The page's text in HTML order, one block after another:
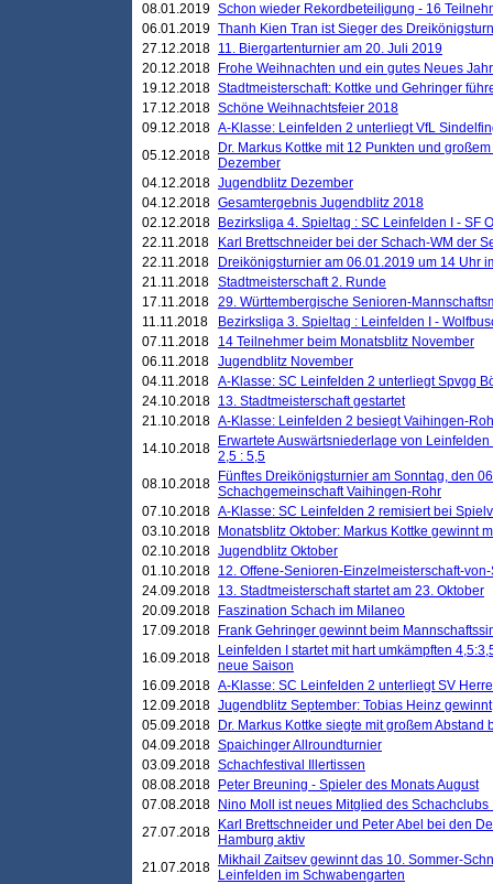
08.01.2019 Schon wieder Rekordbeteiligung - 16
06.01.2019 Thanh Kien Tran ist Sieger des
27.12.2018 11. Biergartenturnier am 20. Juli 2019
20.12.2018
Frohe Weihnachten und ein gutes Neues
19.12.2018 Stadtmeisterschaft: Kottke und Gehringer
17.12.2018 Schöne Weihnachtsfeier 2018
09.12.2018 A-Klasse: Leinfelden 2 unterliegt VfL
05.12.2018
Dr. Markus Kottke mit 12 Punkten und
Dezember
04.12.2018 Jugendblitz Dezember
04.12.2018 Gesamtergebnis Jugendblitz 2018
02.12.2018
Bezirksliga 4. Spieltag : SC Leinfelden I - SF
22.11.2018
Karl Brettschneider bei der Schach-WM der
22.11.2018
Dreikönigsturnier am 06.01.2019 um 14 Uhr
21.11.2018 Stadtmeisterschaft 2. Runde
17.11.2018 29. Württembergische Senioren-
11.11.2018
Bezirksliga 3. Spieltag : Leinfelden I -
07.11.2018
14 Teilnehmer beim Monatsblitz November
06.11.2018 Jugendblitz November
04.11.2018 A-Klasse: SC Leinfelden 2 unterliegt Spvgg
24.10.2018 13. Stadtmeisterschaft gestartet
21.10.2018 A-Klasse: Leinfelden 2 besiegt Vaihingen-
14.10.2018
Erwartete Auswärtsniederlage von
2,5 : 5,5
08.10.2018
Fünftes Dreikönigsturnier am Sonntag, den
Schachgemeinschaft Vaihingen-Rohr
07.10.2018 A-Klasse: SC Leinfelden 2 remisiert bei
03.10.2018
Monatsblitz Oktober: Markus Kottke gewinnt
02.10.2018 Jugendblitz Oktober
01.10.2018 12. Offene-Senioren-Einzelmeisterschaft-
24.09.2018 13. Stadtmeisterschaft startet am 23. Oktober
20.09.2018
Faszination Schach im Milaneo
17.09.2018
Frank Gehringer gewinnt beim
16.09.2018
Leinfelden I startet mit hart umkämpften
neue Saison
16.09.2018 A-Klasse: SC Leinfelden 2 unterliegt SV
12.09.2018 Jugendblitz September: Tobias Heinz gewinnt
05.09.2018
Dr. Markus Kottke siegte mit großem
04.09.2018 Spaichinger Allroundturnier
03.09.2018 Schachfestival Illertissen
08.08.2018
Peter Breuning - Spieler des Monats August
07.08.2018
Nino Moll ist neues Mitglied des
27.07.2018
Karl Brettschneider und Peter Abel bei den
Hamburg aktiv
21.07.2018
Mikhail Zaitsev gewinnt das 10. Sommer-
Leinfelden im Schwabengarten